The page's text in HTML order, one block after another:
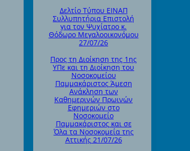
Δελτίο Τύπου ΕΙΝΑΠ
Συλλυπητήρια Επιστολή
για τον Ψυχίατρο κ.
Θόδωρο Μεγαλοοικονόμου
27/07/26
Προς τη Διοίκηση της 1ης
ΥΠε και τη Διοίκηση του
Νοσοκομείου
Παμμακάριστος Άμεση
Ανάκληση των
Καθημερινών Πρωινών
Εφημεριών στο
Νοσοκομείο
Παμμακάριστος και σε
Όλα τα Νοσοκομεία της
Αττικής 21/07/26